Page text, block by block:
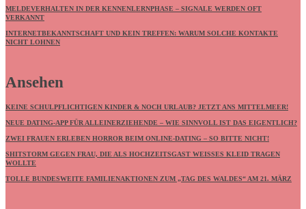
MELDEVERHALTEN IN DER KENNENLERNPHASE – SIGNALE WERDEN OFT
VERKANNT
INTERNETBEKANNTSCHAFT UND KEIN TREFFEN: WARUM SOLCHE KONTAKTE
NICHT LOHNEN
Ansehen
KEINE SCHULPFLICHTIGEN KINDER & NOCH URLAUB? JETZT ANS MITTELMEER!
NEUE DATING-APP FÜR ALLEINERZIEHENDE – WIE SINNVOLL IST DAS EIGENTLICH?
ZWEI FRAUEN ERLEBEN HORROR BEIM ONLINE-DATING – SO BITTE NICHT!
SHITSTORM GEGEN FRAU, DIE ALS HOCHZEITSGAST WEISSES KLEID TRAGEN W
OLLTE
TOLLE BUNDESWEITE FAMILIENAKTIONEN ZUM „TAG DES WALDES“ AM 21. MÄRZ